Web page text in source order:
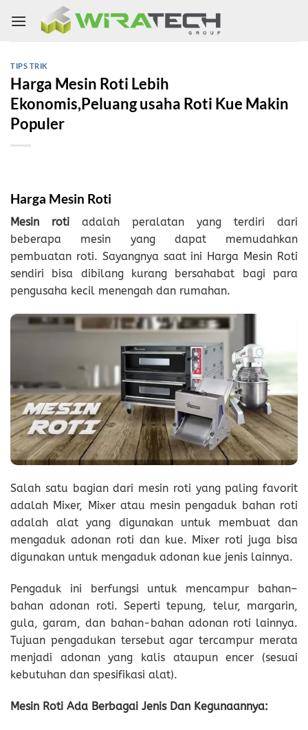
TIPS TRIK
Harga Mesin Roti Lebih
Ekonomis,Peluang usaha Roti Kue Makin
Populer
Harga Mesin Roti
Mesin roti adalah peralatan yang terdiri dari
beberapa mesin yang dapat memudahkan
pembuatan roti. Sayangnya saat ini Harga Mesin Roti
sendiri bisa dibilang kurang bersahabat bagi para
pengusaha kecil menengah dan rumahan.
Salah satu bagian dari mesin roti yang paling favorit
adalah Mixer, Mixer atau mesin pengaduk bahan roti
adalah alat yang digunakan untuk membuat dan
mengaduk adonan roti dan kue. Mixer roti juga bisa
digunakan untuk mengaduk adonan kue jenis lainnya.
Pengaduk ini berfungsi untuk mencampur bahan–
bahan adonan roti. Seperti tepung, telur, margarin,
gula, garam, dan bahan-bahan adonan roti lainnya.
Tujuan pengadukan tersebut agar tercampur merata
menjadi adonan yang kalis ataupun encer (sesuai
kebutuhan dan spesifikasi alat).
Mesin Roti Ada Berbagai Jenis Dan Kegunaannya: